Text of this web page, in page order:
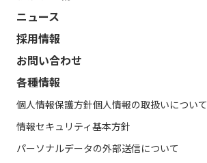
ニュース
採用情報
お問い合わせ
各種情報
個人情報保護方針個人情報の取扱いについて
情報セキュリティ基本方針
パーソナルデータの外部送信について